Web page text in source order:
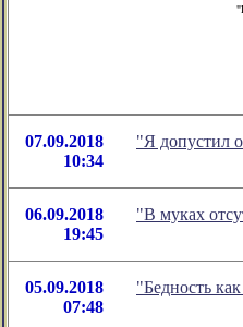
07.09.2018
10:34
"Я допустил
06.09.2018
19:45
"В муках
05.09.2018
07:48
"Бедность